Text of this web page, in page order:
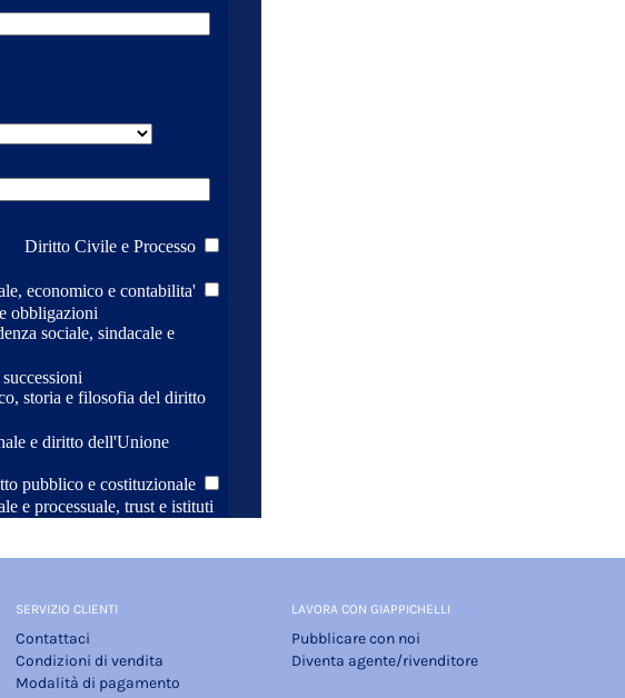
SERVIZIO CLIENTI
Contattaci
Condizioni di vendita
Modalità di pagamento
LAVORA CON GIAPPICHELLI
Pubblicare con noi
Diventa agente/rivenditore